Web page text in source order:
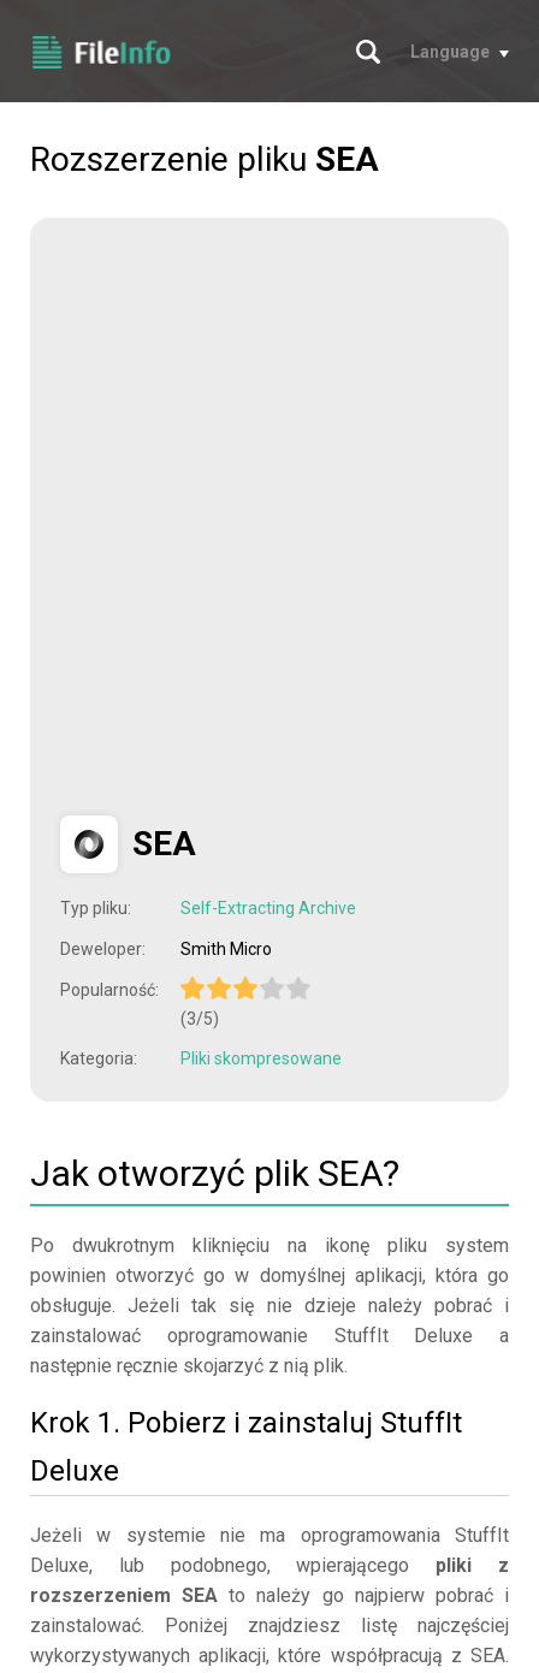
Szukaj
Language
Rozszerzenie pliku SEA
SEA
Typ pliku: Self-Extracting Archive
Deweloper: Smith Micro
Popularność:
(3/5)
Kategoria: Pliki skompresowane
Jak otworzyć plik SEA?
Po dwukrotnym kliknięciu na ikonę pliku system
powinien otworzyć go w domyślnej aplikacji, która go
obsługuje. Jeżeli tak się nie dzieje należy pobrać i
zainstalować oprogramowanie StuffIt Deluxe a
następnie ręcznie skojarzyć z nią plik.
Krok 1. Pobierz i zainstaluj StuffIt
Deluxe
Jeżeli w systemie nie ma oprogramowania StuffIt
Deluxe, lub podobnego, wpierającego pliki z
rozszerzeniem SEA to należy go najpierw pobrać i
zainstalować. Poniżej znajdziesz listę najczęściej
wykorzystywanych aplikacji, które współpracują z SEA.